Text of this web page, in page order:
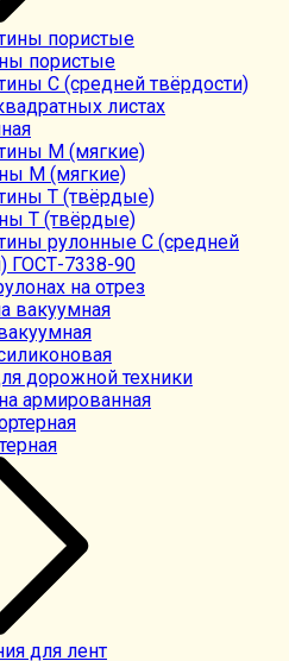
пористые
листах
М (мягкие)
Т (твёрдые)
на отрез
дорожной техники
армированная